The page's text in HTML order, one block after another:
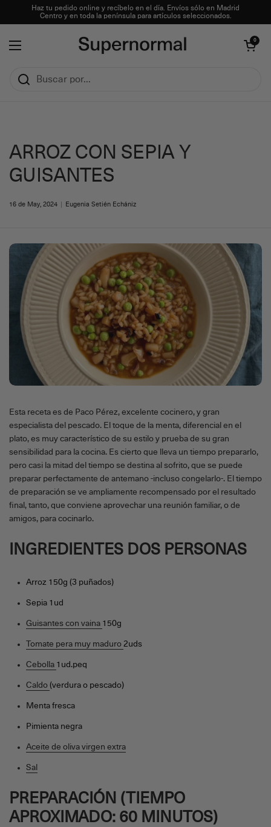
Ir al contenidoHaz tu pedido online y recíbelo en el día. Envíos sólo en Madrid
Centro y en toda la península para artículos seleccionados.
Abrir menú
Abrir carrito
0
ARROZ CON SEPIA Y
GUISANTES
16 de May, 2024 Eugenia Setién Echániz
Esta receta es de Paco Pérez, excelente cocinero, y gran
especialista del pescado. El toque de la menta, diferencial en el
plato, es muy característico de su estilo y prueba de su gran
sensibilidad para la cocina. Es cierto que lleva un tiempo prepararlo,
pero casi la mitad del tiempo se destina al sofrito, que se puede
preparar perfectamente de antemano -incluso congelarlo-. El tiempo
de preparación se ve ampliamente recompensado por el resultado
final, tanto, que conviene aprovechar una reunión familiar, o de
amigos, para cocinarlo.
INGREDIENTES DOS PERSONAS
Arroz 150g (3 puñados)
Sepia 1ud
Guisantes con vaina 150g
Tomate pera muy maduro 2uds
Cebolla 1ud.peq
Caldo (verdura o pescado)
Menta fresca
Pimienta negra
Aceite de oliva virgen extra
Sal
PREPARACIÓN (TIEMPO
APROXIMADO: 60 MINUTOS)